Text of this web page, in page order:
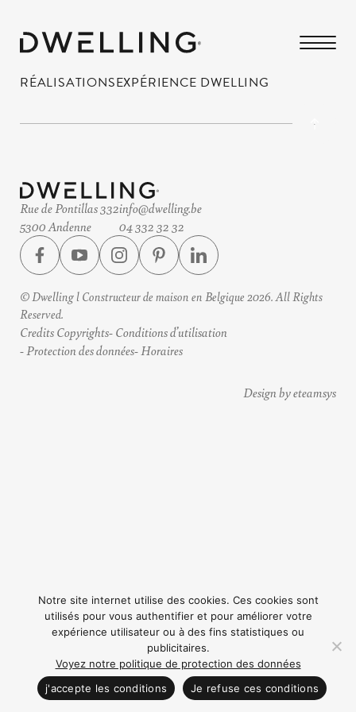
RÉALISATIONSEXPÉRIENCE DWELLING
CONTACTEZ NOUS
Rue de Pontillas 332
5300 Andenne
info@dwelling.be
04 332 32 32
© Dwelling l Constructeur de maison en Belgique 2026. All Rights
Reserved.
Credits Copyrights Conditions d’utilisation
Protection des données Horaires
Design by eteamsys
Notre site internet utilise des cookies. Ces cookies sont
utilisés pour vous authentifier et pour améliorer votre
expérience utilisateur ou à des fins statistiques ou
publicitaires.
Voyez notre politique de protection des données
j'accepte les conditions
Je refuse ces conditions